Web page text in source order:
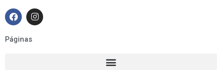
F
a
c
e
b
I
n
s
Páginas